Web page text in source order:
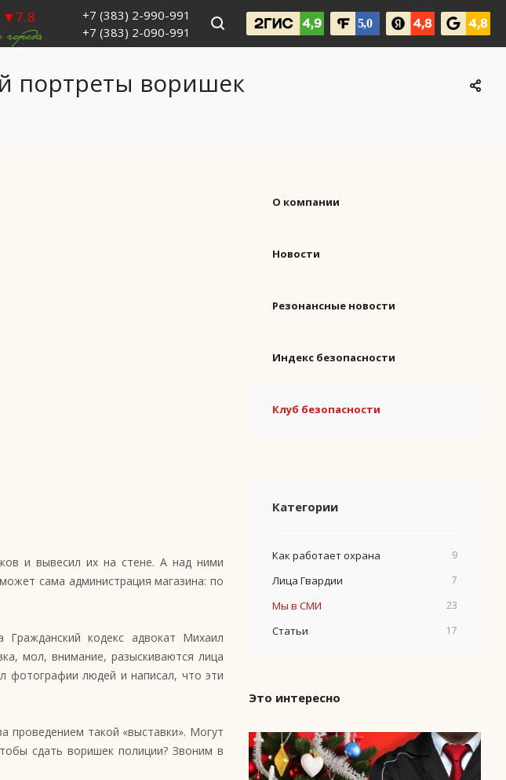
+7 (383) 2-990-991
+7 (383) 2-090-991
портреты воришек
и вывесил их на стене. А над ними
сама администрация магазина: по
кодекс адвокат Михаил
мол, внимание, разыскиваются лица
фотографии людей и написал, что эти
проведением такой «выставки». Могут
сдать воришек полиции? Звоним в
О компании
Новости
Резонансные новости
Индекс безопасности
Клуб безопасности
Категории
Как работает охрана 9
Лица Гвардии 7
Мы в СМИ 23
Статьи 17
Это интересно